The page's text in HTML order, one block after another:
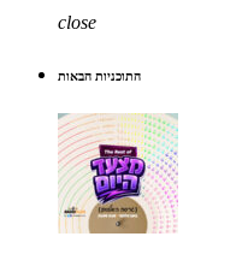
close
התוכניות הבאות